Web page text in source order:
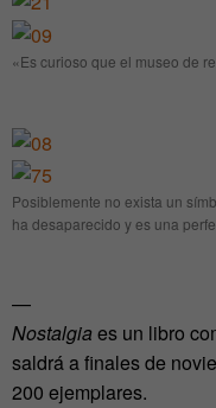
«Es curioso que el museo de
Posiblemente no exista un
ha desaparecido y es una
—
Nostalgia es un libro
saldrá a finales de
200 ejemplares.